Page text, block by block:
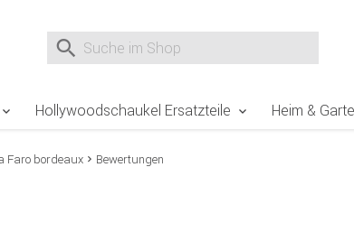
Suche nach
Hollywoodschaukel Ersatzteile Heim &
Faro bordeaux Bewertungen